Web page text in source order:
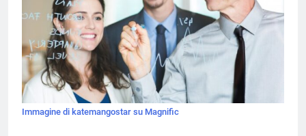
Immagine di katemangostar su Magnific